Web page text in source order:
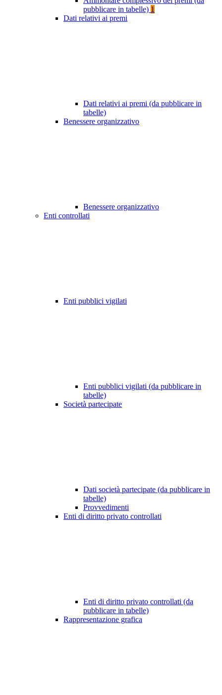
pubblicare in tabelle) 1
Dati relativi ai premi
Dati relativi ai premi (da pubblicare in
tabelle)
Benessere organizzativo
Benessere organizzativo
Enti controllati
Enti pubblici vigilati
Enti pubblici vigilati (da pubblicare in
tabelle)
Società partecipate
Dati società partecipate (da pubblicare in
tabelle)
Provvedimenti
Enti di diritto privato controllati
Enti di diritto privato controllati (da
pubblicare in tabelle)
Rappresentazione grafica